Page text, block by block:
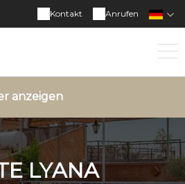
Anrufen
Kontakt
anzeigen
LYANA